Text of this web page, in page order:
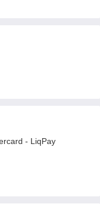
- LiqPay